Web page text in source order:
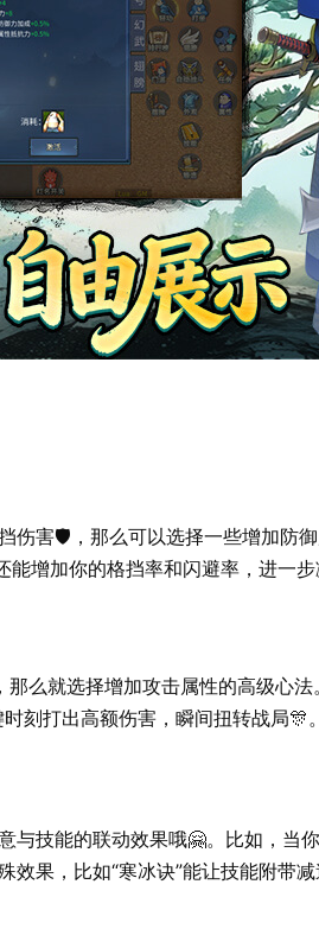
伤害🛡️，那么可以选择一些增加防
增加你的格挡率和闪避率，进一步
么就选择增加攻击属性的高级心
刻打出高额伤害，瞬间扭转战局🎊。
与技能的联动效果哦🤗。比如，
果，比如“寒冰诀”能让技能附带